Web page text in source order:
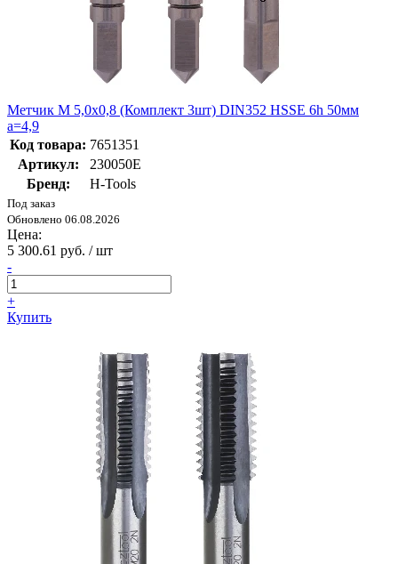
Метчик М 5,0х0,8 (Комплект 3шт) DIN352 HSSE 6h 50мм
a=4,9
Код товара: 7651351
Артикул:
230050E
Бренд:
H-Tools
Под заказ
Обновлено 06.08.2026
Цена:
5 300.61 руб. / шт
-
+
Купить